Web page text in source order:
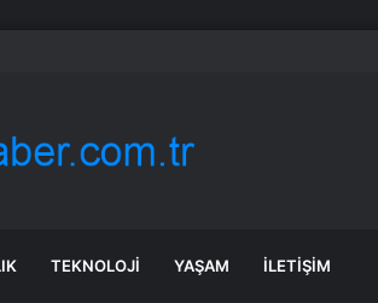
şifre girmeden önce bir kez daha düşünün
TEKNOLOJI YAŞAM İLETIŞIM